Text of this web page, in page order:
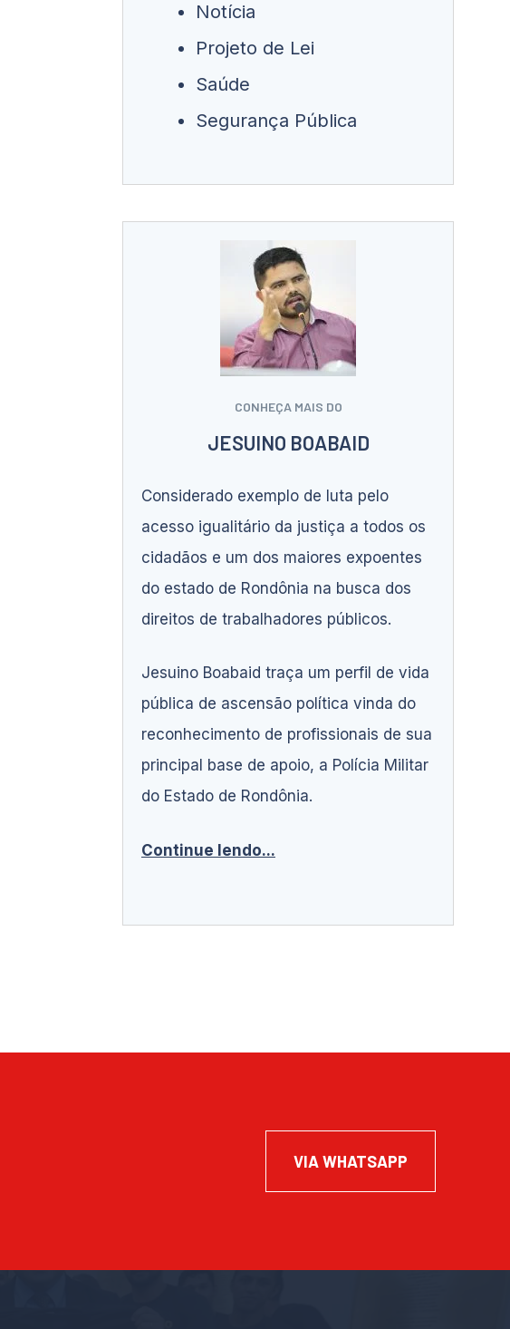
Notícia
Projeto de Lei
Saúde
Segurança Pública
CONHEÇA MAIS DO
JESUINO BOABAID
Considerado exemplo de luta pelo
acesso igualitário da justiça a todos os
cidadãos e um dos maiores expoentes
do estado de Rondônia na busca dos
direitos de trabalhadores públicos.
Jesuino Boabaid traça um perfil de vida
pública de ascensão política vinda do
reconhecimento de profissionais de sua
principal base de apoio, a Polícia Militar
do Estado de Rondônia.
Continue lendo...
VIA WHATSAPP